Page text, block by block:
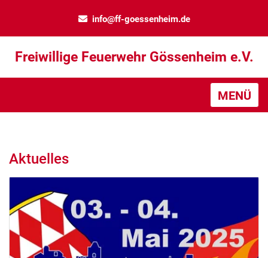
info@ff-goessenheim.de
Freiwillige Feuerwehr Gössenheim e.V.
MENÜ
Aktuelles